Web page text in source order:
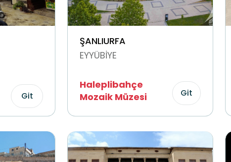
Git
ŞANLIURFA
EYYÜBİYE
Haleplibahçe
Mozaik Müzesi
Git